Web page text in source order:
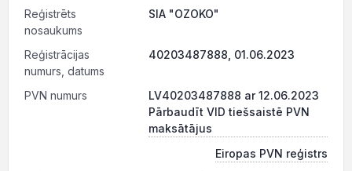
Reģistrēts
nosaukums
SIA "OZOKO"
Reģistrācijas
numurs, datums
40203487888, 01.06.2023
PVN numurs
LV40203487888 ar 12.06.2023
Pārbaudīt VID tiešsaistē PVN
maksātājus
Eiropas PVN reģistrs